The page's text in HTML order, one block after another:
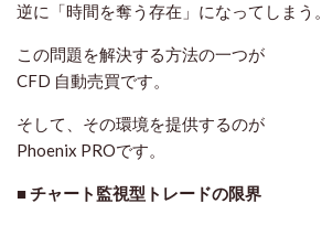
逆に「時間を奪う存在」になってしまう。
この問題を解決する方法の一つが
CFD 自動売買です。
そして、その環境を提供するのが
Phoenix PROです。
■ チャート監視型トレードの限界